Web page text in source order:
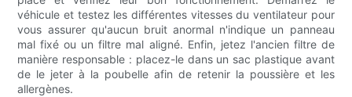
véhicule et testez les différentes vitesses du ventilateur pour
vous assurer qu'aucun bruit anormal n'indique un panneau
mal fixé ou un filtre mal aligné. Enfin, jetez l'ancien filtre de
manière responsable : placez-le dans un sac plastique avant
de le jeter à la poubelle afin de retenir la poussière et les
allergènes.